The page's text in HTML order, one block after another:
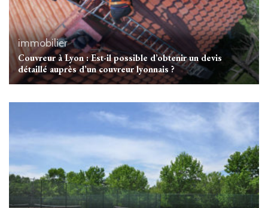
immobilier
Couvreur à Lyon : Est-il possible d’obtenir un devis
détaillé auprès d’un couvreur lyonnais ?